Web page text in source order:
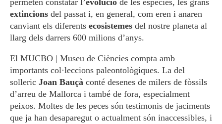
permeten constatar l’evolució de les espècies, les grans
extincions del passat i, en general, com eren i anaren
canviant els diferents ecosistemes del nostre planeta al
llarg dels darrers 600 milions d’anys.
El MUCBO | Museu de Ciències compta amb
importants col·leccions paleontològiques. La del
solleric Joan Bauçà conté desenes de milers de fòssils
d’arreu de Mallorca i també de fora, especialment
peixos. Moltes de les peces són testimonis de jaciments
que ja han desaparegut o actualment són inaccessibles, i